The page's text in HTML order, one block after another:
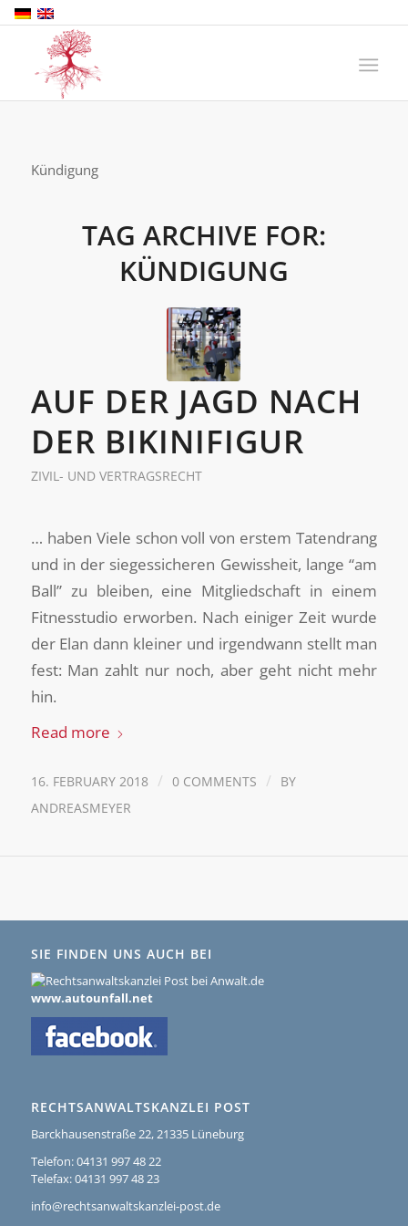
Kündigung
TAG ARCHIVE FOR:
KÜNDIGUNG
AUF DER JAGD NACH
DER BIKINIFIGUR
ZIVIL- UND VERTRAGSRECHT
… haben Viele schon voll von erstem Tatendrang
und in der siegessicheren Gewissheit, lange “am
Ball” zu bleiben, eine Mitgliedschaft in einem
Fitnesstudio erworben. Nach einiger Zeit wurde
der Elan dann kleiner und irgendwann stellt man
fest: Man zahlt nur noch, aber geht nicht mehr
hin.
Read more
16. FEBRUARY 2018 / 0 COMMENTS /
BY
ANDREASMEYER
SIE FINDEN UNS AUCH BEI
www.autounfall.net
RECHTSANWALTSKANZLEI POST
Barckhausenstraße 22, 21335 Lüneburg
Telefon: 04131 997 48 22
Telefax: 04131 997 48 23
info@rechtsanwaltskanzlei-post.de